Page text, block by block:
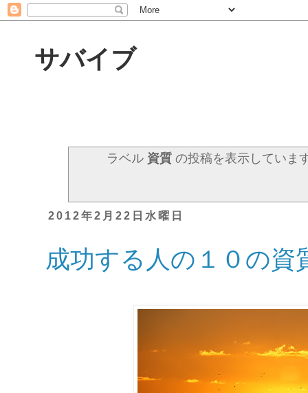
サバイブ
ラベル 資質の投稿を表示していま
2012年2月22日水曜日
成功する人の１０の資